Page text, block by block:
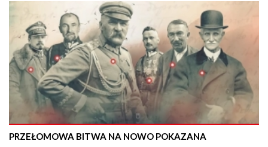
PRZEŁOMOWA BITWA NA NOWO POKAZANA